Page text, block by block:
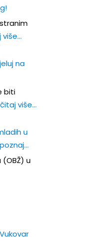
više…
na
biti
više…
u
u